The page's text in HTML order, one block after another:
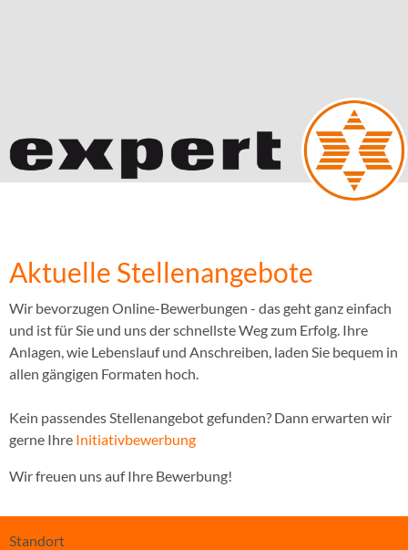
Aktuelle Stellenangebote
Wir bevorzugen Online-Bewerbungen - das geht ganz einfach
und ist für Sie und uns der schnellste Weg zum Erfolg. Ihre
Anlagen, wie Lebenslauf und Anschreiben, laden Sie bequem in
allen gängigen Formaten hoch.
Kein passendes Stellenangebot gefunden? Dann erwarten wir
gerne Ihre Initiativbewerbung
Wir freuen uns auf Ihre Bewerbung!
Standort